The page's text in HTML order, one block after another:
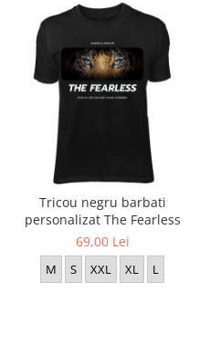
Tricou negru barbati
personalizat The Fearless
69,00 Lei
M S XXL XL L